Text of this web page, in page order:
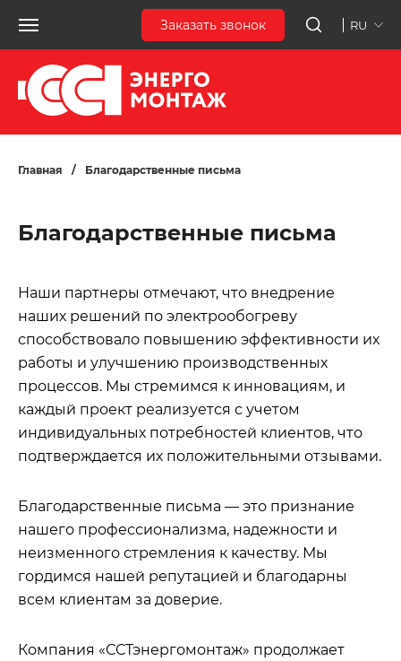
Заказать звонок RU
Главная / Благодарственные письма
Благодарственные письма
Наши партнеры отмечают, что внедрение
наших решений по электрообогреву
способствовало повышению эффективности их
работы и улучшению производственных
процессов. Мы стремимся к инновациям, и
каждый проект реализуется с учетом
индивидуальных потребностей клиентов, что
подтверждается их положительными отзывами.
Благодарственные письма — это признание
нашего профессионализма, надежности и
неизменного стремления к качеству. Мы
гордимся нашей репутацией и благодарны
всем клиентам за доверие.
Компания «ССТэнергомонтаж» продолжает